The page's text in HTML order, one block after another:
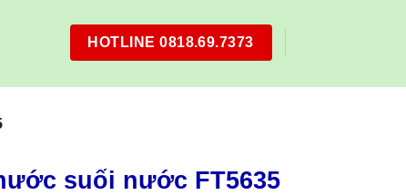
HOTLINE 0818.69.7373
suối nước FT5635